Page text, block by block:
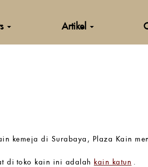
Artikel
kemeja di Surabaya, Plaza Kain
di toko kain ini adalah kain katun .